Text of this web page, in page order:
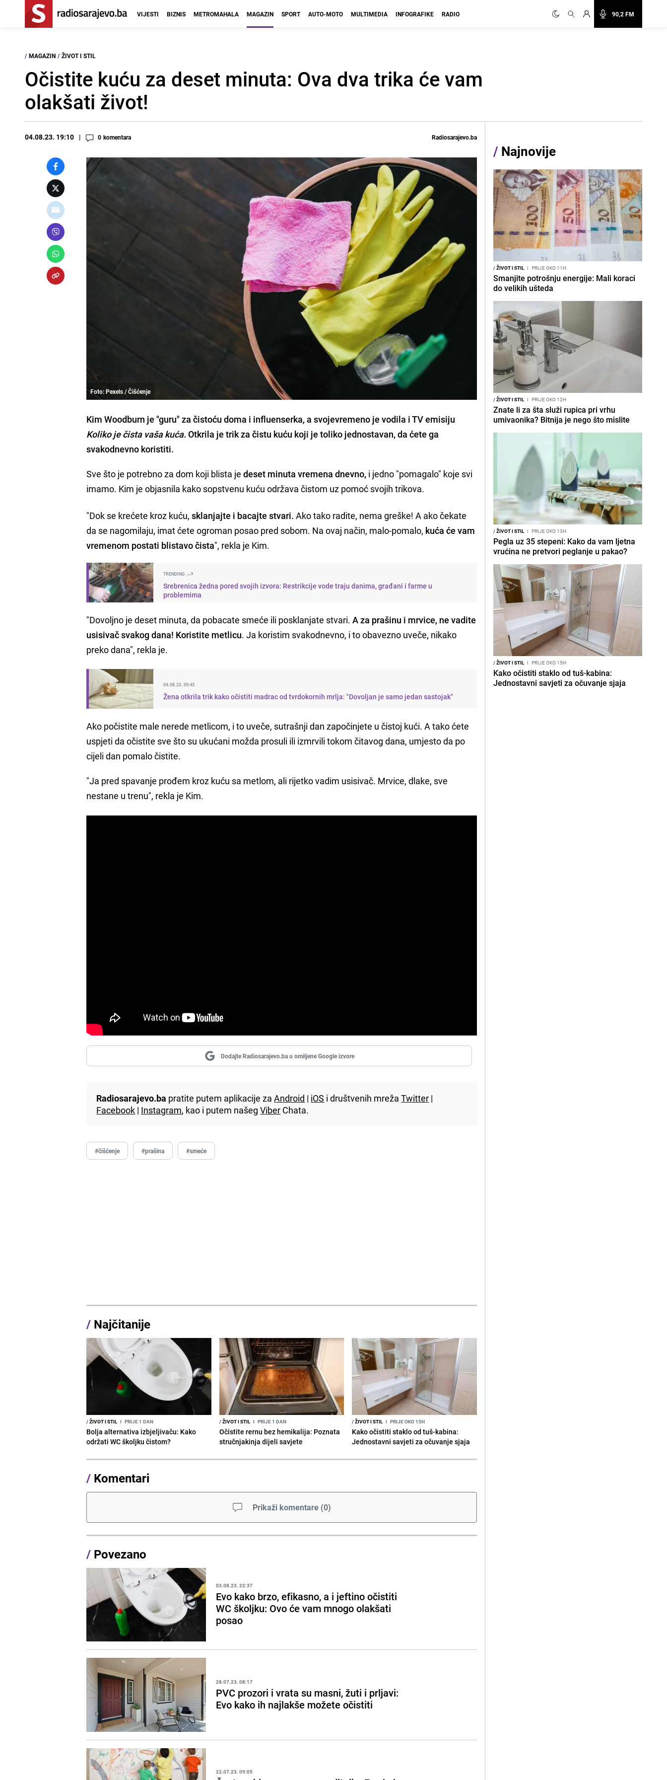
90,2 FM
VIJESTI BIZNIS METROMAHALA MAGAZIN SPORT AUTO-MOTO MULTIMEDIA INFOGRAFIKE RADIO
/ MAGAZIN / ŽIVOT I STIL
Očistite kuću za deset minuta: Ova dva trika će vam
olakšati život!
04.08.23. 19:10 0 komentara Radiosarajevo.ba
Foto: Pexels / Čišćenje
Kim Woodburn je "guru" za čistoću doma i influenserka, a svojevremeno je vodila i TV emisiju
Koliko je čista vaša kuća. Otkrila je trik za čistu kuću koji je toliko jednostavan, da ćete ga
svakodnevno koristiti.
Sve što je potrebno za dom koji blista je deset minuta vremena dnevno, i jedno "pomagalo" koje svi
imamo. Kim je objasnila kako sopstvenu kuću održava čistom uz pomoć svojih trikova.
"Dok se krećete kroz kuću,sklanjajte i bacajte stvari. Ako tako radite, nema greške! A ako čekate
da se nagomilaju, imat ćete ogroman posao pred sobom. Na ovaj način, malo-pomalo, kuća će vam
vremenom postati blistavo čista", rekla je Kim.
TRENDING
Srebrenica žedna pored svojih izvora: Restrikcije vode traju danima, građani i farme u
problemima
"Dovoljno je deset minuta, da pobacate smeće ili posklanjate stvari. A za prašinu i mrvice, ne vadite
usisivač svakog dana! Koristite metlicu. Ja koristim svakodnevno, i to obavezno uveče, nikako
preko dana", rekla je.
04.08.23. 09:45
Žena otkrila trik kako očistiti madrac od tvrdokornih mrlja: "Dovoljan je samo jedan sastojak"
Ako počistite male nerede metlicom, i to uveče, sutrašnji dan započinjete u čistoj kući. A tako ćete
uspjeti da očistite sve što su ukućani možda prosuli ili izmrvili tokom čitavog dana, umjesto da po
cijeli dan pomalo čistite.
"Ja pred spavanje prođem kroz kuću sa metlom, ali rijetko vadim usisivač. Mrvice, dlake, sve
nestane u trenu", rekla je Kim.
Dodajte Radiosarajevo.ba u omiljene Google izvore
Radiosarajevo.ba pratite putem aplikacije zaAndroid | iOS i društvenih mrežaTwitter |
Facebook | Instagram, kao i putem našegViber Chata.
#čišćenje #prašina #smeće
/ Najčitanije
/ŽIVOT I STIL I PRIJE 1 DAN
Bolja alternativa izbjeljivaču: Kako
održati WC školjku čistom?
/ŽIVOT I STIL I PRIJE 1 DAN
Očistite rernu bez hemikalija: Poznata
stručnjakinja dijeli savjete
/ŽIVOT I STIL I PRIJE OKO 15H
Kako očistiti staklo od tuš-kabina:
Jednostavni savjeti za očuvanje sjaja
/ Komentari
Prikaži komentare (0)
/ Povezano
03.08.23. 22:37
Evo kako brzo, efikasno, a i jeftino očistiti
WC školjku: Ovo će vam mnogo olakšati
posao
28.07.23. 08:17
PVC prozori i vrata su masni, žuti i prljavi:
Evo kako ih najlakše možete očistiti
22.07.23. 09:05
/ Najnovije
/ŽIVOT I STIL I PRIJE OKO 11H
Smanjite potrošnju energije: Mali koraci
do velikih ušteda
/ŽIVOT I STIL I PRIJE OKO 12H
Znate li za šta služi rupica pri vrhu
umivaonika? Bitnija je nego što mislite
/ŽIVOT I STIL I PRIJE OKO 13H
Pegla uz 35 stepeni: Kako da vam ljetna
vrućina ne pretvori peglanje u pakao?
/ŽIVOT I STIL I PRIJE OKO 15H
Kako očistiti staklo od tuš-kabina:
Jednostavni savjeti za očuvanje sjaja